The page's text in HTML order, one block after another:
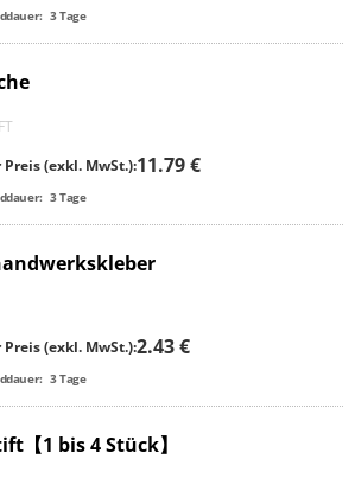
3Tage
Preis (exkl. MwSt.):11.79 €
3Tage
Preis (exkl. MwSt.):2.43 €
3Tage
【1 bis 4 Stück】